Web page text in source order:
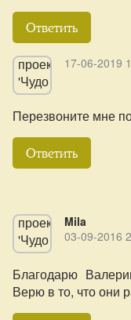
Ответить
17-06-2019
Перезвоните мне
Ответить
Mila
03-09-2016
Благодарю
Верю в то, что они